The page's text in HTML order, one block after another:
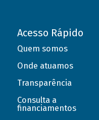
Acesso Rápido
Quem somos
Onde atuamos
Transparência
Consulta a
financiamentos